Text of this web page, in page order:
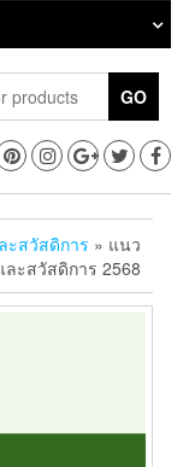
GO
สวัสดิการ » แนว
ะสวัสดิการ 2568